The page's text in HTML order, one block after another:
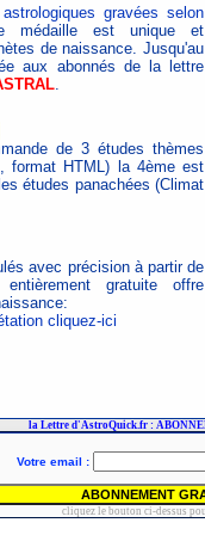
gravées selon
médaille est unique et
de naissance. Jusqu'au
aux abonnés de la lettre
.
de 3 études thèmes
format HTML) la 4ème est
études panachées (Climat
avec précision à partir de
gratuite offre
cliquez-ici